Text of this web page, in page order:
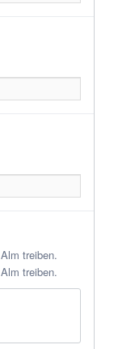
treiben.
treiben.